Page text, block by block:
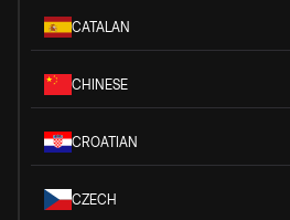
CATALAN
CHINESE
CROATIAN
CZECH